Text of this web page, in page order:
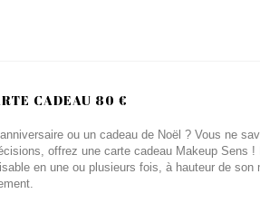
CADEAU 80 €
ou un cadeau de Noël ? Vous ne
offrez une carte cadeau Makeup Sens
en une ou plusieurs fois, à hauteur de